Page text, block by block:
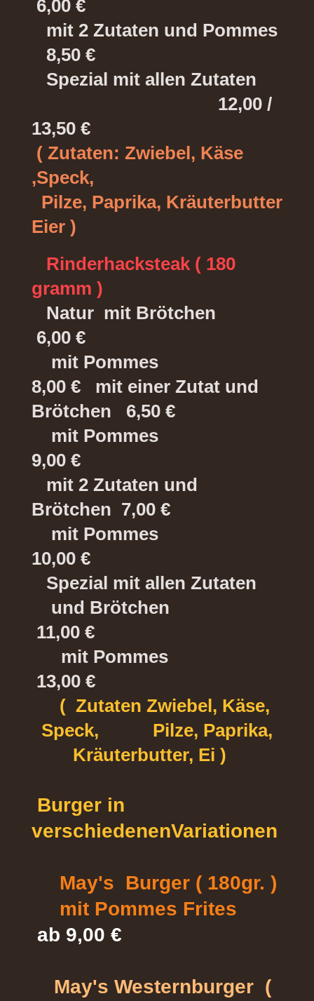
6,00 €
mit 2 Zutaten und Pommes
8,50 €
Spezial mit allen Zutaten
12,00 /
13,50 €
( Zutaten: Zwiebel, Käse
,Speck,
Pilze, Paprika, Kräuterbutter
Eier )
Rinderhacksteak ( 180
gramm )
Natur mit Brötchen
6,00 €
mit Pommes
8,00 €
mit einer Zutat und
Brötchen 6,50 €
mit Pommes
9,00 €
mit 2 Zutaten und
Brötchen 7,00 €
mit Pommes
10,00 €
Spezial mit allen Zutaten
und Brötchen
11,00 €
mit Pommes
13,00 €
( Zutaten Zwiebel, Käse,
Speck, Pilze, Paprika,
Kräuterbutter, Ei )
Burger in
verschiedenenVariationen
May's Burger ( 180gr. )
mit Pommes Frites
ab 9,00 €
May's Westernburger (